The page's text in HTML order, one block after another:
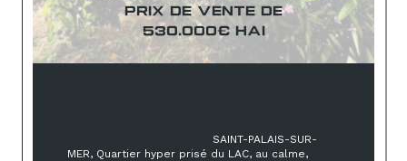
PRIX DE VENTE DE
530.000€ HAI
MER, Quartier hyper prisé du LAC, au calme,